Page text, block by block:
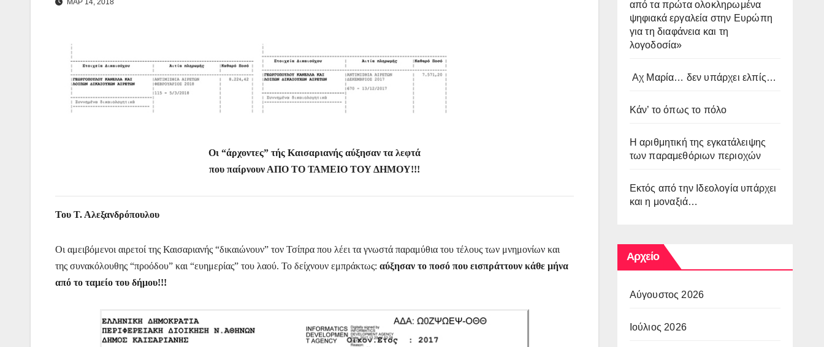
ΜΑΡ 14, 2018
Οι “άρχοντες” τής Καισαριανής αύξησαν τα λεφτά
που παίρνουν ΑΠΟ ΤΟ ΤΑΜΕΙΟ ΤΟΥ ΔΗΜΟΥ!!!
Του Τ. Αλεξανδρόπουλου
Οι αμειβόμενοι αιρετοί της Καισαριανής “δικαιώνουν” τον Τσίπρα που λέει τα γνωστά παραμύθια του τέλους των μνημονίων και
της συνακόλουθης “προόδου” και “ευημερίας” του λαού. Το δείχνουν εμπράκτως: αύξησαν το ποσό που εισπράττουν κάθε μήνα
από το ταμείο του δήμου!!!
από τα πρώτα ολοκληρωμένα
ψηφιακά εργαλεία στην Ευρώπη
για τη διαφάνεια και τη
λογοδοσία»
Αχ Μαρία… δεν υπάρχει ελπίς…
Κάν’ το όπως το πόλο
Η αριθμητική της εγκατάλειψης
των παραμεθόριων περιοχών
Εκτός από την Ιδεολογία υπάρχει
και η μοναξιά…
Αρχείο
Αύγουστος 2026
Ιούλιος 2026